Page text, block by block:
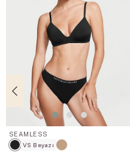
SEAMLESS
VS Beyazı